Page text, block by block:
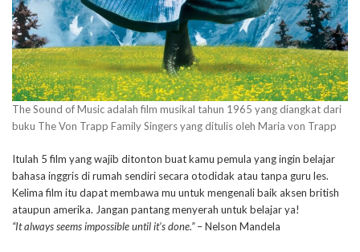
The Sound of Music adalah film musikal tahun 1965 yang diangkat dari
buku The Von Trapp Family Singers yang ditulis oleh Maria von Trapp
Itulah 5 film yang wajib ditonton buat kamu pemula yang ingin belajar
bahasa inggris di rumah sendiri secara otodidak atau tanpa guru les.
Kelima film itu dapat membawa mu untuk mengenali baik aksen british
ataupun amerika. Jangan pantang menyerah untuk belajar ya!
“It always seems impossible until it’s done.”– Nelson Mandela